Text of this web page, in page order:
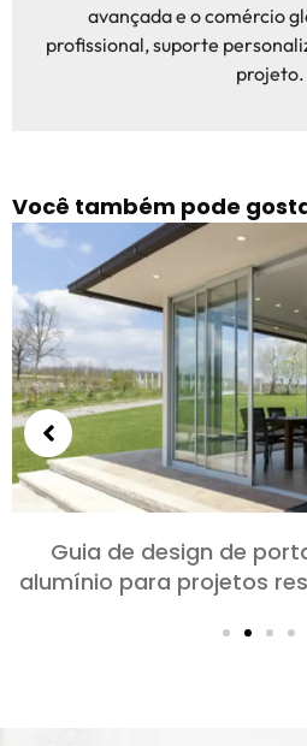
avançada e o comércio
profissional, suporte
projeto.
Você também pode
Escolhendo portas de
salas: Conforto,